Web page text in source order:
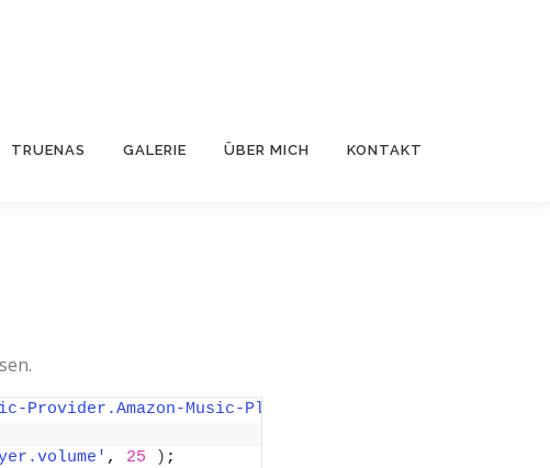
TRUENAS GALERIE ÜBER MICH KONTAKT
Provider.Amazon-Music-Playlist'
, 25 ) ;